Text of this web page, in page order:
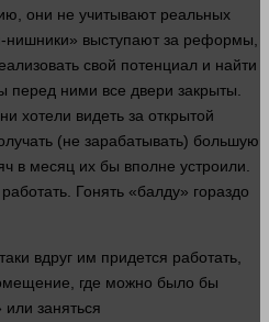
они не учитывают реальных
выступают за реформы,
свой потенциал и найти
перед ними все двери закрыты.
хотели видеть за открытой
(не зарабатывать) большую
в месяц их бы вполне устроили.
работать . Гонять «балду» гораздо
вдруг им придется работать
где можно было бы
или заняться